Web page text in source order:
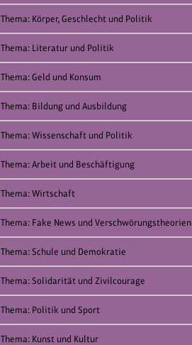
Thema: Körper, Geschlecht und Politik
Thema: Literatur und Politik
Thema: Geld und Konsum
Thema: Bildung und Ausbildung
Thema: Wissenschaft und Politik
Thema: Arbeit und Beschäftigung
Thema: Wirtschaft
Thema: Fake News und Verschwörungstheorien
Thema: Schule und Demokratie
Thema: Solidarität und Zivilcourage
Thema: Politik und Sport
Thema: Kunst und Kultur